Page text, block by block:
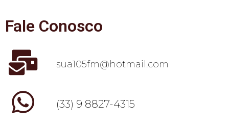
Fale Conosco
sua105fm@hotmail.com
(33) 9 8827-4315